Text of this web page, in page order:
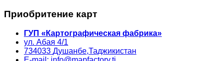
Приобритение карт
ГУП «Картографическая фабрика»
ул. Абая 4/1
734033 Душанбе,Таджикистан